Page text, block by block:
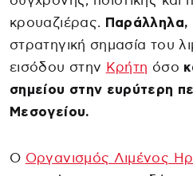
κρουαζιέρας. Παράλληλα,
στρατηγική σημασία του
εισόδου στην Κρήτη όσο
σημείου στην ευρύτερη
Μεσογείου.
Ο Οργανισμός Λιμένος